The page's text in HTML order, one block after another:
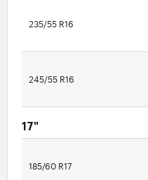
235/55 R16
245/55 R16
17"
185/60 R17